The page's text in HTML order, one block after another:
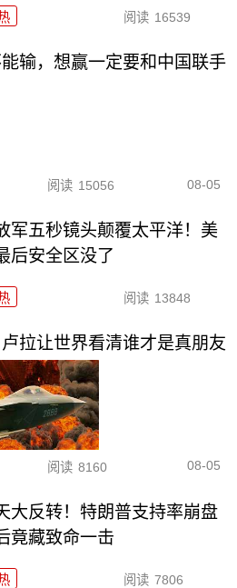
阅读 16539
输，想赢一定要和中国联手
阅读 15056 08-05
军五秒镜头颠覆太平洋！美
后安全区没了
阅读 13848
拉让世界看清谁才是真朋友
阅读 8160 08-05
大反转！特朗普支持率崩盘
竟藏致命一击
阅读 7806